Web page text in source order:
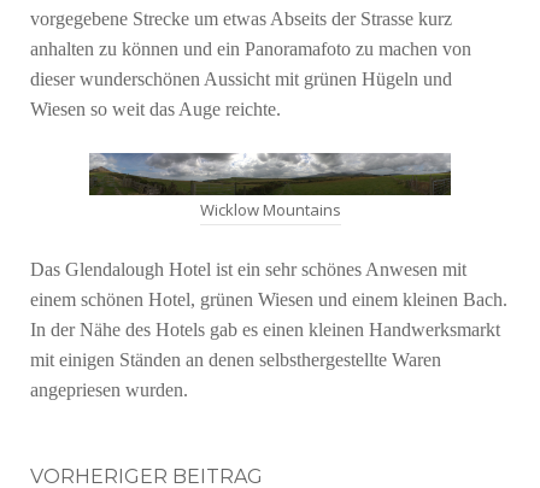
vorgegebene Strecke um etwas Abseits der Strasse kurz
anhalten zu können und ein Panoramafoto zu machen von
dieser wunderschönen Aussicht mit grünen Hügeln und
Wiesen so weit das Auge reichte.
Wicklow Mountains
Das Glendalough Hotel ist ein sehr schönes Anwesen mit
einem schönen Hotel, grünen Wiesen und einem kleinen Bach.
In der Nähe des Hotels gab es einen kleinen Handwerksmarkt
mit einigen Ständen an denen selbsthergestellte Waren
angepriesen wurden.
VORHERIGER BEITRAG